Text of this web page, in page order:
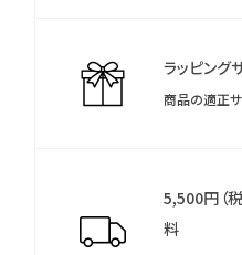
ラッピング
商品の適正サ
5,500円（
料